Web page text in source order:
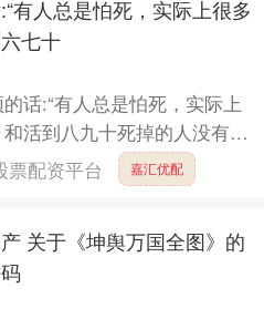
有人总是怕死，实际上很多
七十
话:“有人总是怕死，实际上
活到八九十死掉的人没有什
是多了一些疾病和烦恼而
票配资平台 嘉汇优配
关于《坤舆万国全图》的